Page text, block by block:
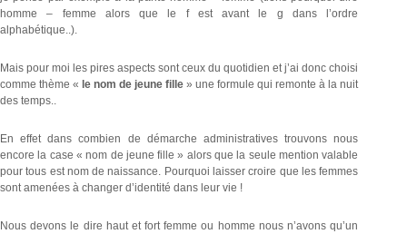
homme – femme alors que le f est avant le g dans l’ordre
alphabétique..).
Mais pour moi les pires aspects sont ceux du quotidien et j’ai donc choisi
comme thème « le nom de jeune fille » une formule qui remonte à la nuit
des temps..
En effet dans combien de démarche administratives trouvons nous
encore la case « nom de jeune fille » alors que la seule mention valable
pour tous est nom de naissance. Pourquoi laisser croire que les femmes
sont amenées à changer d’identité dans leur vie !
Nous devons le dire haut et fort femme ou homme nous n’avons qu’un